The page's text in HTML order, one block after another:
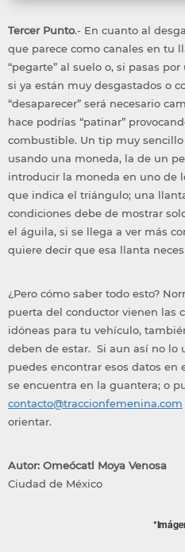
Tercer Punto.- En cuanto al
que parece como canales en tu
“pegarte” al suelo o, si pasas
si ya están muy desgastados o
“desaparecer” será necesario
hace podrías “patinar”
combustible. Un tip muy sencillo
usando una moneda, la de un
introducir la moneda en uno de
que indica el triángulo; una
condiciones debe de mostrar
el águila, si se llega a ver más
quiere decir que esa llanta
¿Pero cómo saber todo esto?
puerta del conductor vienen las
idóneas para tu vehículo,
deben de estar. Si aun así no lo
puedes encontrar esos datos
se encuentra en la guantera; o
contacto@traccionfemenina.com
orientar.
Autor: Omeócatl Moya Venosa
Ciudad de México